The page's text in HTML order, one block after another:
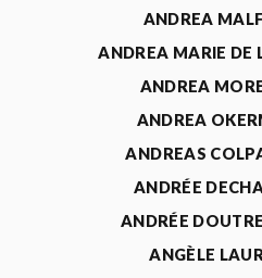
ANDREA
ANDREA MARIE DE
ANDREA
ANDREA
ANDREAS
ANDRÉE
ANDRÉE
ANGÈLE